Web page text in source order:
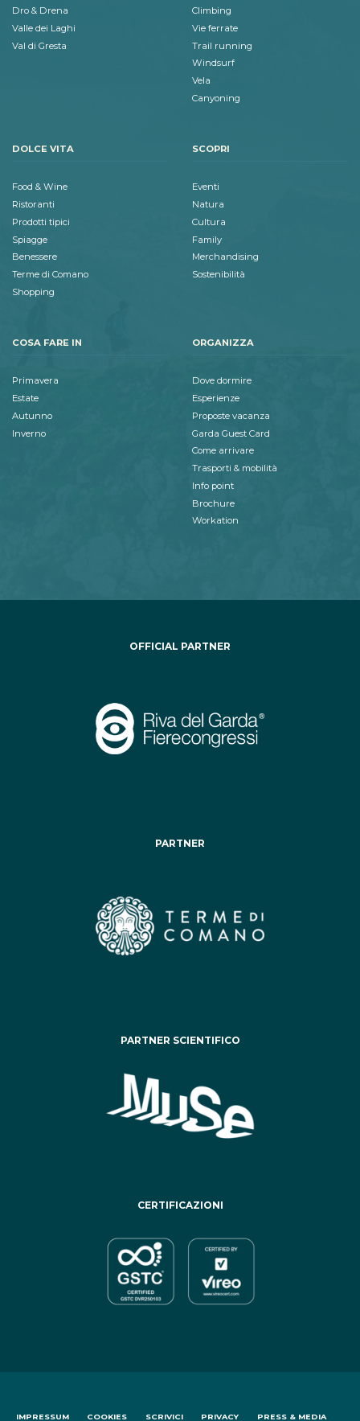
Dro & Drena
Valle dei Laghi
Val di Gresta
Climbing
Vie ferrate
Trail running
Windsurf
Vela
Canyoning
DOLCE VITA
Food & Wine
Ristoranti
Prodotti tipici
Spiagge
Benessere
Terme di Comano
Shopping
SCOPRI
Eventi
Natura
Cultura
Family
Merchandising
Sostenibilità
COSA FARE IN
Primavera
Estate
Autunno
Inverno
ORGANIZZA
Dove dormire
Esperienze
Proposte vacanza
Garda Guest Card
Come arrivare
Trasporti & mobilità
Info point
Brochure
Workation
OFFICIAL PARTNER
PARTNER
PARTNER SCIENTIFICO
CERTIFICAZIONI
IMPRESSUM COOKIES SCRIVICI PRIVACY PRESS & MEDIA